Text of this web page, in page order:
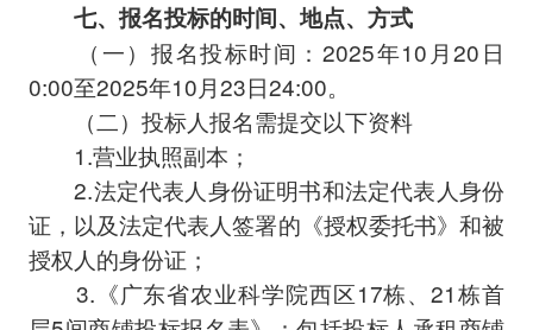
七、报名投标的时间、地点、方式
（一）报名投标时间：2025年10月20日
0:00至2025年10月23日24:00。
（二）投标人报名需提交以下资料
1.营业执照副本；
2.法定代表人身份证明书和法定代表人身份
证，以及法定代表人签署的《授权委托书》和被
授权人的身份证；
3.《广东省农业科学院西区17栋、21栋首